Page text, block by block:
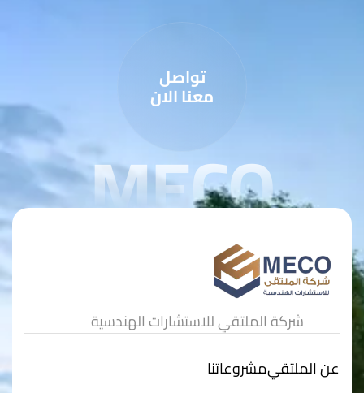
تواصل
معنا الان
MECO
شركة الملتقي للاستشارات الهندسية
عن الملتقيمشروعاتنا